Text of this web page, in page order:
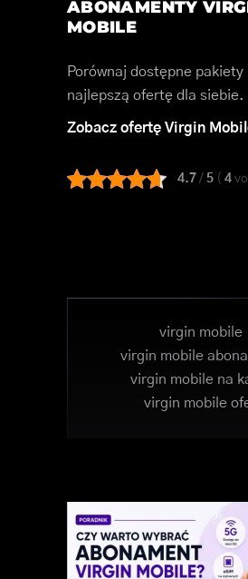
ABONAMENTY
MOBILE
Porównaj dostępne pakiety
najlepszą ofertę dla siebie.
Zobacz ofertę Virgin
4.7 / 5 ( 4
virgin mobile
virgin mobile
virgin mobile na
virgin mobile